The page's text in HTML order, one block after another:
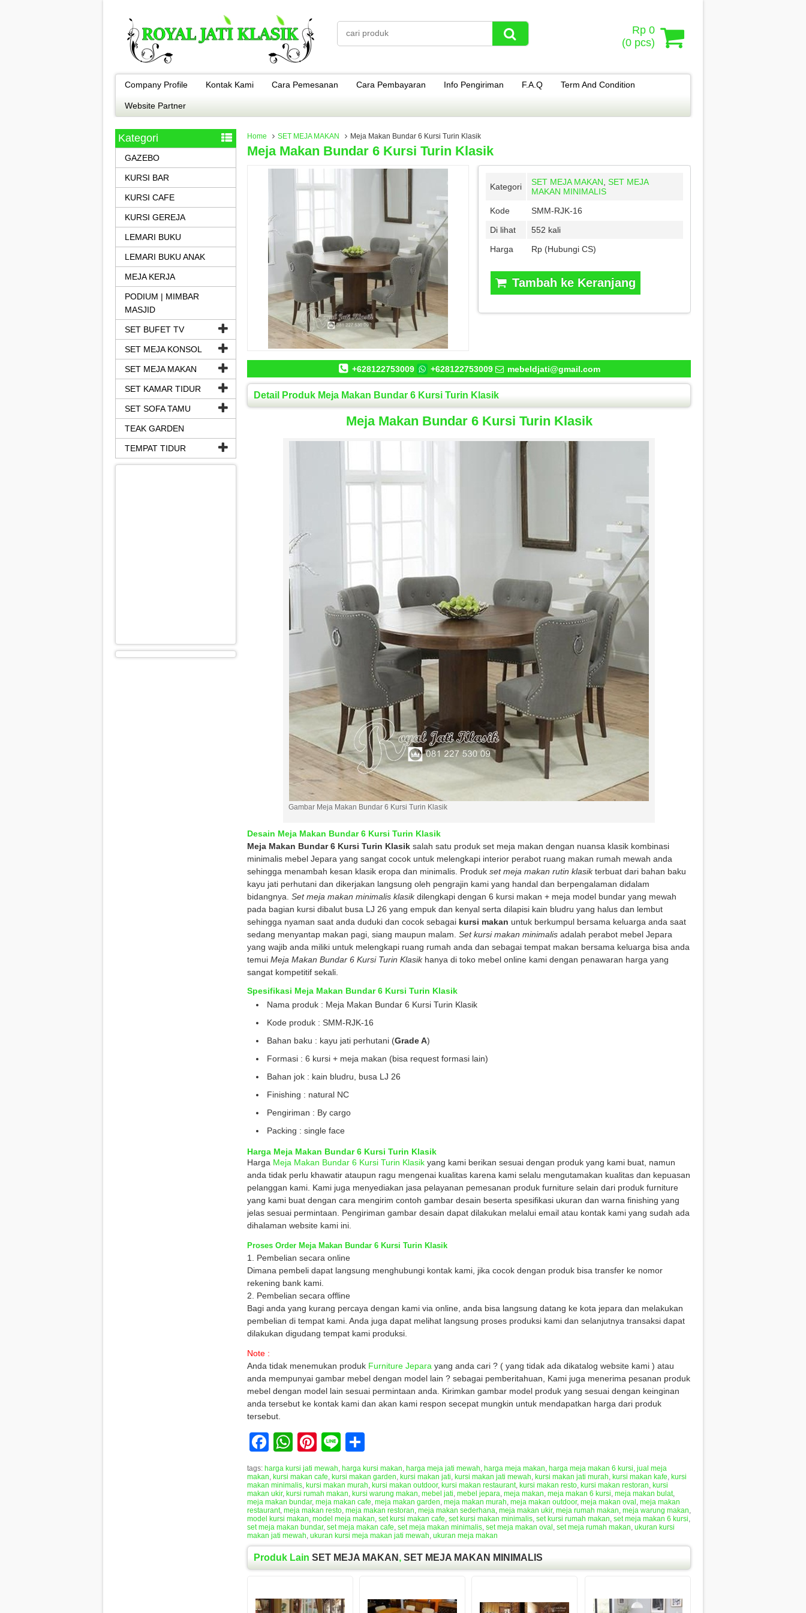
Rp 0
(0 pcs)
Company Profile Kontak Kami Cara Pemesanan Cara Pembayaran Info Pengiriman F.A.Q Term And Condition
Website Partner
Home SET MEJA MAKAN Meja Makan Bundar 6 Kursi Turin Klasik
Meja Makan Bundar 6 Kursi Turin Klasik
Kategori SET MEJA MAKAN SET MEJA
MAKAN MINIMALIS
Kode
SMM-RJK-16
Di lihat
552 kali
Harga
Rp (Hubungi CS)
Tambah ke Keranjang
+628122753009 +628122753009 mebeldjati@gmail.com
Detail Produk Meja Makan Bundar 6 Kursi Turin Klasik
Meja Makan Bundar 6 Kursi Turin Klasik
Gambar Meja Makan Bundar 6 Kursi Turin Klasik
Desain Meja Makan Bundar 6 Kursi Turin Klasik
Meja Makan Bundar 6 Kursi Turin Klasik salah satu produk set meja makan dengan nuansa klasik kombinasi
minimalis mebel Jepara yang sangat cocok untuk melengkapi interior perabot ruang makan rumah mewah anda
sehingga menambah kesan klasik eropa dan minimalis. Produk set meja makan rutin klasikterbuat dari bahan baku
kayu jati perhutani dan dikerjakan langsung oleh pengrajin kami yang handal dan berpengalaman didalam
bidangnya. Set meja makan minimalis klasikdilengkapi dengan 6 kursi makan + meja model bundar yang mewah
pada bagian kursi dibalut busa LJ 26 yang empuk dan kenyal serta dilapisi kain bludru yang halus dan lembut
sehingga nyaman saat anda duduki dan cocok sebagai kursi makan untuk berkumpul bersama keluarga anda saat
sedang menyantap makan pagi, siang maupun malam. Set kursi makan minimalis adalah perabot mebel Jepara
yang wajib anda miliki untuk melengkapi ruang rumah anda dan sebagai tempat makan bersama keluarga bisa anda
temui Meja Makan Bundar 6 Kursi Turin Klasikhanya di toko mebel online kami dengan penawaran harga yang
sangat kompetitif sekali.
Spesifikasi Meja Makan Bundar 6 Kursi Turin Klasik
Nama produk : Meja Makan Bundar 6 Kursi Turin Klasik
Kode produk : SMM-RJK-16
Bahan baku : kayu jati perhutani (Grade A)
Formasi : 6 kursi + meja makan (bisa request formasi lain)
Bahan jok : kain bludru, busa LJ 26
Finishing : natural NC
Pengiriman : By cargo
Packing : single face
Harga Meja Makan Bundar 6 Kursi Turin Klasik
Harga Meja Makan Bundar 6 Kursi Turin Klasik yang kami berikan sesuai dengan produk yang kami buat, namun
anda tidak perlu khawatir ataupun ragu mengenai kualitas karena kami selalu mengutamakan kualitas dan kepuasan
pelanggan kami. Kami juga menyediakan jasa pelayanan pemesanan produk furniture selain dari produk furniture
yang kami buat dengan cara mengirim contoh gambar desain beserta spesifikasi ukuran dan warna finishing yang
jelas sesuai permintaan. Pengiriman gambar desain dapat dilakukan melalui email atau kontak kami yang sudah ada
dihalaman website kami ini.
Proses Order Meja Makan Bundar 6 Kursi Turin Klasik
1. Pembelian secara online
Dimana pembeli dapat langsung menghubungi kontak kami, jika cocok dengan produk bisa transfer ke nomor
rekening bank kami.
2. Pembelian secara offline
Bagi anda yang kurang percaya dengan kami via online, anda bisa langsung datang ke kota jepara dan melakukan
pembelian di tempat kami. Anda juga dapat melihat langsung proses produksi kami dan selanjutnya transaksi dapat
dilakukan digudang tempat kami produksi.
Note :
Anda tidak menemukan produk Furniture Jepara yang anda cari ? ( yang tidak ada dikatalog website kami ) atau
anda mempunyai gambar mebel dengan model lain ? sebagai pemberitahuan, Kami juga menerima pesanan produk
mebel dengan model lain sesuai permintaan anda. Kirimkan gambar model produk yang sesuai dengan keinginan
anda tersebut ke kontak kami dan akan kami respon secepat mungkin untuk mendapatkan harga dari produk
tersebut.
Facebook
WhatsApp
Pinterest
Line
tags: harga kursi jati mewah, harga kursi makan, harga meja jati mewah, harga meja makan, harga meja makan 6 kursi, jual meja
makan, kursi makan cafe, kursi makan garden, kursi makan jati, kursi makan jati mewah, kursi makan jati murah, kursi makan kafe, kursi
makan minimalis, kursi makan murah, kursi makan outdoor, kursi makan restaurant, kursi makan resto, kursi makan restoran, kursi
makan ukir, kursi rumah makan, kursi warung makan, mebel jati, mebel jepara, meja makan, meja makan 6 kursi, meja makan bulat,
meja makan bundar, meja makan cafe, meja makan garden, meja makan murah, meja makan outdoor, meja makan oval , meja makan
restaurant, meja makan resto, meja makan restoran, meja makan sederhana, meja makan ukir, meja rumah makan, meja warung makan,
model kursi makan, model meja makan, set kursi makan cafe, set kursi makan minimalis, set kursi rumah makan, set meja makan 6 kursi,
set meja makan bundar, set meja makan cafe, set meja makan minimalis, set meja makan oval , set meja rumah makan, ukuran kursi
makan jati mewah, ukuran kursi meja makan jati mewah, ukuran meja makan
Produk Lain SET MEJA MAKAN , SET MEJA MAKAN MINIMALIS
Kategori
GAZEBO
KURSI BAR
KURSI CAFE
KURSI GEREJA
LEMARI BUKU
LEMARI BUKU ANAK
MEJA KERJA
PODIUM | MIMBAR
MASJID
SET BUFET TV
SET MEJA KONSOL
SET MEJA MAKAN
SET KAMAR TIDUR
SET SOFA TAMU
TEAK GARDEN
TEMPAT TIDUR